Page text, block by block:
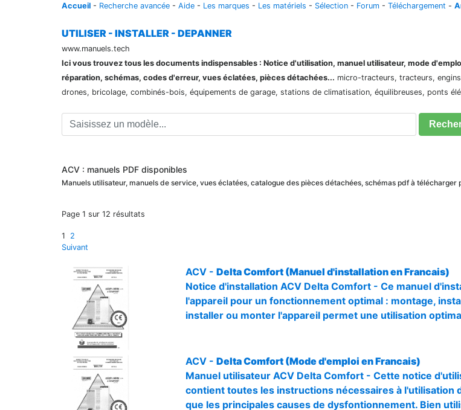
Accueil - Recherche avancée - Aide - Les marques - Les matériels - Sélection - Forum - Téléchargement -
UTILISER - INSTALLER - DEPANNER
www.manuels.tech
Ici vous trouvez tous les documents indispensables : Notice d'utilisation, manuel utilisateur, mode
réparation, schémas, codes d'erreur, vues éclatées, pièces détachées... micro-tracteurs, tracteurs,
drones, bricolage, combinés-bois, équipements de garage, stations de climatisation, équilibreuses, ponts
ACV : manuels PDF disponibles
Manuels utilisateur, manuels de service, vues éclatées, catalogue des pièces détachées, schémas pdf à télécharger
Page 1 sur 12 résultats
1 2
Suivant
ACV - Delta Comfort (Manuel d'installation en Francais)
Notice d'installation ACV Delta Comfort - Ce manuel
l'appareil pour un fonctionnement optimal : montage,
installer ou monter l'appareil permet une utilisation
ACV - Delta Comfort (Mode d'emploi en Francais)
Manuel utilisateur ACV Delta Comfort - Cette notice
contient toutes les instructions nécessaires à
que les principales causes de dysfontionnement. Bien